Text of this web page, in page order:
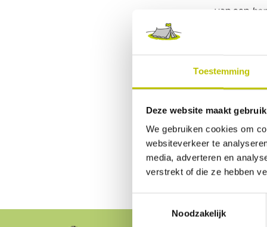
Toestemming
Deze website maakt
We gebruiken cookies om
websiteverkeer te
media, adverteren en
verstrekt of die ze hebben
Noodzakelijk
van een
maken
Barbecue
verduren
komen de
aangezien
vaak een